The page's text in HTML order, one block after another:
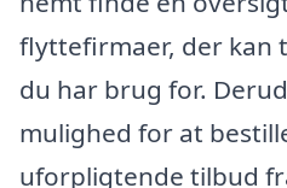
flyttefirmaer, der kan
du har brug for.
mulighed for at
uforpligtende tilbud